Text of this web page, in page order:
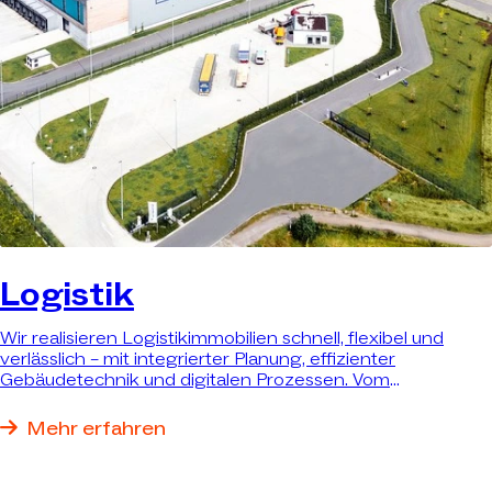
Logistik
Wir realisieren Logistikimmobilien schnell, flexibel und
verlässlich – mit integrierter Planung, effizienter
Gebäudetechnik und digitalen Prozessen. Vom
realisieren wir genau die Immobilie, die Ihre Anforderungen
bestmöglich erfüllt.
Mehr erfahren